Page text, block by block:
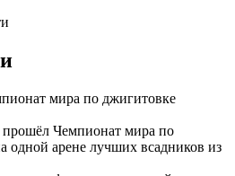
мира по джигитовке
Чемпионат мира по
одной арене лучших всадников из